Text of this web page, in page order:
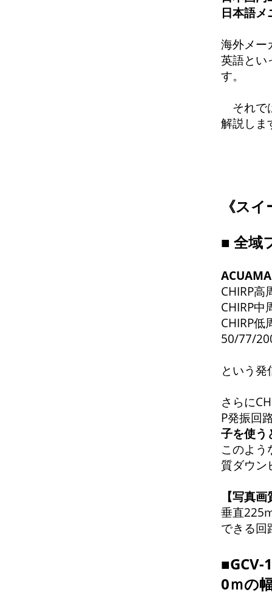
日本語メ
海外メ
英語とい
す。
それで
解説しま
《スイ
■ 全域
CHIRP
CHIRP
CHIRP
50/77/
という発
さらに
P発振回
子を使う
このよう
質ダウン
【写真
垂直
できる回
■GCV-
0ｍの